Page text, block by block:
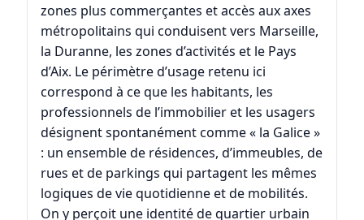
zones plus commerçantes et accès aux axes
métropolitains qui conduisent vers Marseille,
la Duranne, les zones d’activités et le Pays
d’Aix. Le périmètre d’usage retenu ici
correspond à ce que les habitants, les
professionnels de l’immobilier et les usagers
désignent spontanément comme « la Galice »
: un ensemble de résidences, d’immeubles, de
rues et de parkings qui partagent les mêmes
logiques de vie quotidienne et de mobilités.
On y perçoit une identité de quartier urbain